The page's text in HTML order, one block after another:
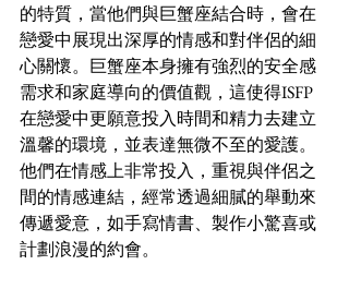
的特質，當他們與巨蟹座結合時，會在
戀愛中展現出深厚的情感和對伴侶的細
心關懷。巨蟹座本身擁有強烈的安全感
需求和家庭導向的價值觀，這使得ISFP
在戀愛中更願意投入時間和精力去建立
溫馨的環境，並表達無微不至的愛護。
他們在情感上非常投入，重視與伴侶之
間的情感連結，經常透過細膩的舉動來
傳遞愛意，如手寫情書、製作小驚喜或
計劃浪漫的約會。